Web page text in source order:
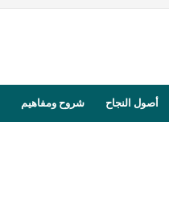
أصول النجاح شروح ومفاهيم